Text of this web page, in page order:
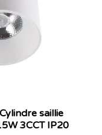
saillie
3CCT IP20